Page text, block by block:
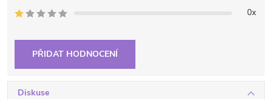
0x
PŘIDAT HODNOCENÍ
Diskuse